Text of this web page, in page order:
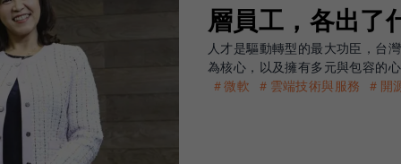
層員工，各出了
人才是驅動轉型的最大功臣，台
為核心，以及擁有多元與包容的
＃微軟
＃雲端技術與服務 ＃開